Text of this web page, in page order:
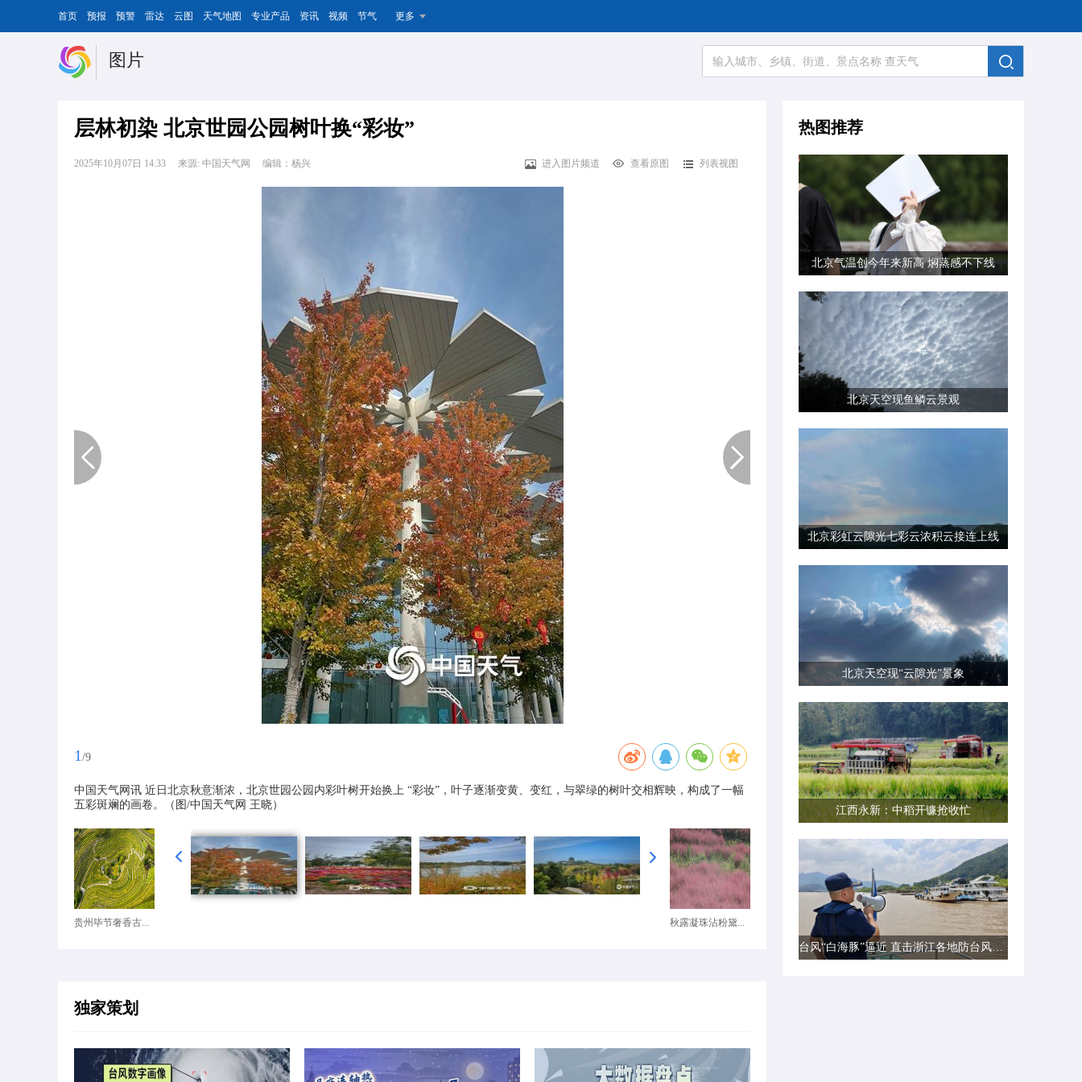
首页 预报 预警 雷达 云图 天气地图 专业产品 资讯 视频 节气 更多
图片
层林初染 北京世园公园树叶换“彩妆”
2025年10月07日 14:33 来源: 中国天气网 编辑：杨兴 进入图片频道 查看原图 列表视图
1 /9
中国天气网讯 近日北京秋意渐浓，北京世园公园内彩叶树开始换上 “彩妆”，叶子逐渐变黄、变红，与翠绿的树叶交相辉映，构成了一幅
五彩斑斓的画卷。（图/中国天气网 王晓）
贵州毕节奢香古... 秋露凝珠沾粉黛...
独家策划
热图推荐
北京气温创今年来新高 焖蒸感不下线
北京天空现鱼鳞云景观
北京彩虹云隙光七彩云浓积云接连上线
北京天空现“云隙光”景象
江西永新：中稻开镰抢收忙
台风“白海豚”逼近 直击浙江各地防台风一线现场